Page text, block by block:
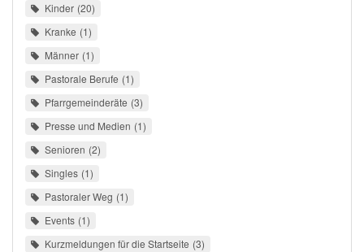
Kinder 20
Kranke 1
Männer 1
Pastorale Berufe 1
Pfarrgemeinderäte 3
Presse und Medien 1
Senioren 2
Singles 1
Pastoraler Weg 1
Events 1
Kurzmeldungen für die Startseite 3